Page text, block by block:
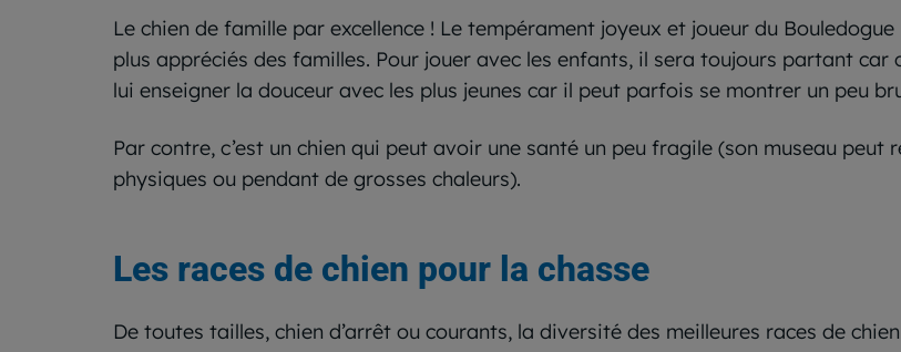
Le chien de famille par excellence ! Le tempérament joyeux et joueur du
plus appréciés des familles. Pour jouer avec les enfants, il sera toujours partant car
lui enseigner la douceur avec les plus jeunes car il peut parfois se montrer un peu
Par contre, c’est un chien qui peut avoir une santé un peu fragile (son museau
physiques ou pendant de grosses chaleurs).
Les races de chien pour la chasse
De toutes tailles, chien d’arrêt ou courants, la diversité des meilleures races de